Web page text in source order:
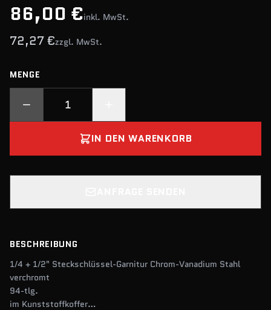
86,00 €inkl. MwSt.
72,27 €zzgl. MwSt.
MENGE
IN DEN WARENKORB
BESCHREIBUNG
1/4 + 1/2" Steckschlüssel-Garnitur Chrom-Vanadium Stahl
verchromt
94-tlg.
im Kunststoffkoffer